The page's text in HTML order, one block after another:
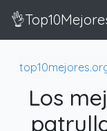
Los